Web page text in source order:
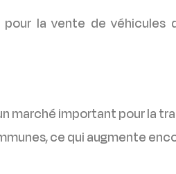
la vente de véhicules
marché important pour la
ce qui augmente